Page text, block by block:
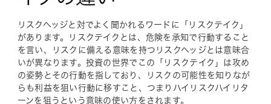
リスクヘッジと対でよく聞かれるワードに「リスクテイク」
があります。リスクテイクとは、危険を承知で行動すること
を言い、リスクに備える意味を持つリスクヘッジとは意味合
いが異なります。投資の世界でこの「リスクテイク」は攻め
の姿勢とその行動を指しており、リスクの可能性を知りなが
らも利益を狙い行動に移すこと、つまりハイリスクハイリタ
ーンを狙うという意味の使い方をされます。